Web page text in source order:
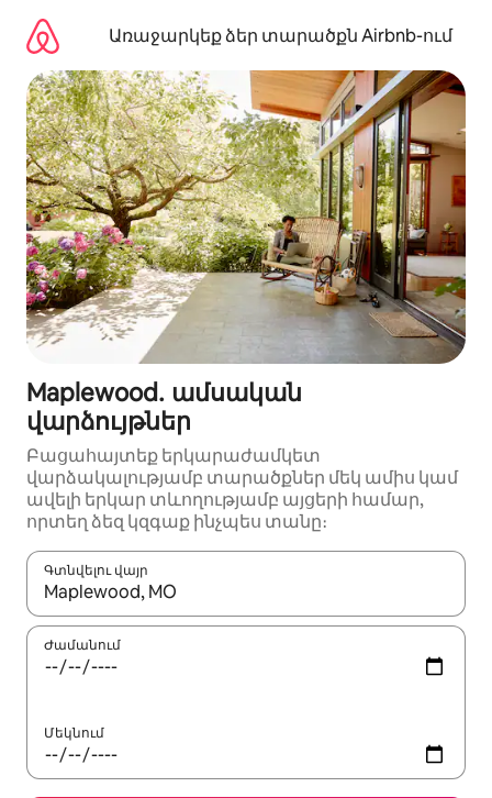
բովանդակությանըԱռաջարկեք ձեր տարածքն Airbnb-ում
Maplewood․ ամսական
վարձույթներ
Բացահայտեք երկարաժամկետ
վարձակալությամբ տարածքներ մեկ ամիս կամ
ավելի երկար տևողությամբ այցերի համար,
որտեղ ձեզ կզգաք ինչպես տանը։
Գտնվելու վայր
Երբ արդյունքները հասանելի լինեն, սլաքների
Ժամանում
Մեկնում